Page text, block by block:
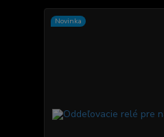
Novinka